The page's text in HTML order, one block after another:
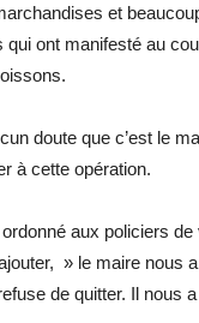
et
qui ont manifesté au
doute que c’est le
à cette opération.
aux policiers
» le maire nous
de quitter. Il nous